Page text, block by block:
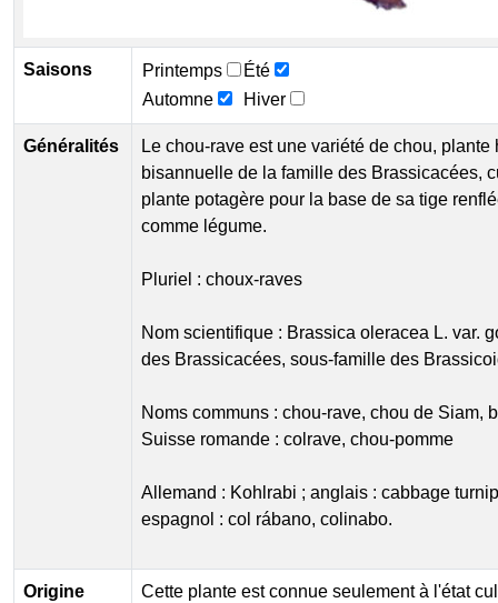
Saisons Printemps
Été
Automne
Hiver
Généralités
Le chou-rave est une variété de chou, plante
bisannuelle de la famille des Brassicacées,
plante potagère pour la base de sa tige
comme légume.
Pluriel : choux-raves
Nom scientifique : Brassica oleracea L. var.
des Brassicacées, sous-famille des
Noms communs : chou-rave, chou de Siam,
Suisse romande : colrave, chou-pomme
Allemand : Kohlrabi ; anglais : cabbage
espagnol : col rábano, colinabo.
Origine Cette plante est connue seulement à l'état